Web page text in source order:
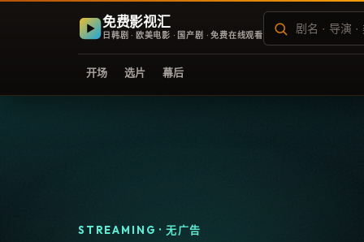
免费影视汇
日韩剧 · 欧美电影 · 国产剧 · 免费在线观看
开场 选片 幕后
STREAMING · 无广告